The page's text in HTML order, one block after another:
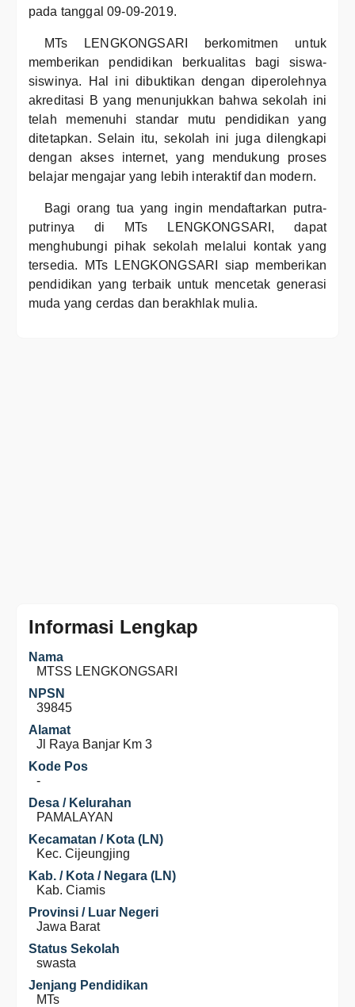
pada tanggal 09-09-2019.
MTs LENGKONGSARI berkomitmen untuk
memberikan pendidikan berkualitas bagi siswa-
siswinya. Hal ini dibuktikan dengan diperolehnya
akreditasi B yang menunjukkan bahwa sekolah ini
telah memenuhi standar mutu pendidikan yang
ditetapkan. Selain itu, sekolah ini juga dilengkapi
dengan akses internet, yang mendukung proses
belajar mengajar yang lebih interaktif dan modern.
Bagi orang tua yang ingin mendaftarkan putra-
putrinya di MTs LENGKONGSARI, dapat
menghubungi pihak sekolah melalui kontak yang
tersedia. MTs LENGKONGSARI siap memberikan
pendidikan yang terbaik untuk mencetak generasi
muda yang cerdas dan berakhlak mulia.
Informasi Lengkap
Nama
MTSS LENGKONGSARI
NPSN
39845
Alamat
Jl Raya Banjar Km 3
Kode Pos
-
Desa / Kelurahan
PAMALAYAN
Kecamatan / Kota (LN)
Kec. Cijeungjing
Kab. / Kota / Negara (LN)
Kab. Ciamis
Provinsi / Luar Negeri
Jawa Barat
Status Sekolah
swasta
Jenjang Pendidikan
MTs